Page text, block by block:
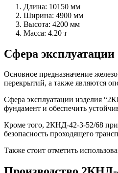
Длина: 10150 мм
Ширина: 4900 мм
Высота: 4200 мм
Масса: 4.20 т
Сфера
Основное предназначение
перекрытий, а также являются
Сфера эксплуатации изделия
фундамент и обеспечить
Кроме того, 2КНД-42-3-52/68
безопасность проходящего
Также стоит отметить